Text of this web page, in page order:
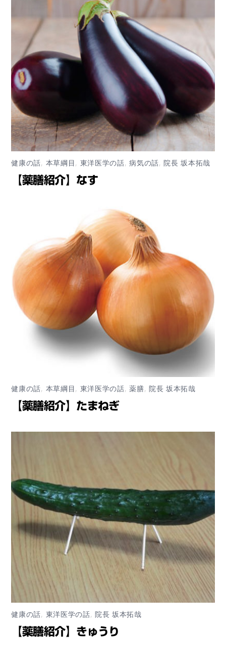
健康の話, 本草綱目, 東洋医学の話,病気の話,院長 坂本拓哉
【薬膳紹介】なす
健康の話, 本草綱目, 東洋医学の話,薬膳, 院長 坂本拓哉
【薬膳紹介】たまねぎ
健康の話, 東洋医学の話,院長 坂本拓哉
【薬膳紹介】きゅうり